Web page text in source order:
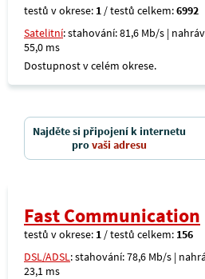
testů v okrese: 1 / testů celkem:6992
Satelitní: stahování: 81,6 Mb/s |
55,0 ms
Dostupnost v celém okrese.
Najděte si připojení k internetu
provaši adresu
Fast Communication
testů v okrese: 1 / testů celkem: 156
DSL/ADSL: stahování: 78,6 Mb/s |
23,1 ms